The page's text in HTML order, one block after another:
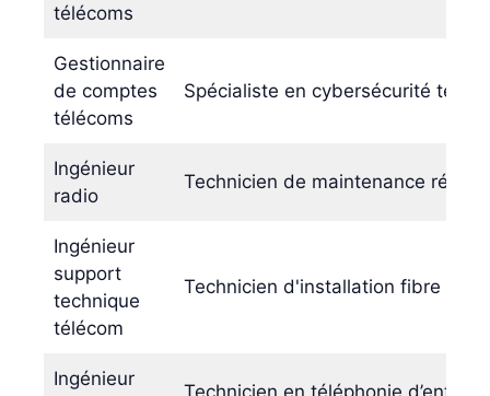
télécoms
Gestionnaire
de comptes
télécoms
Spécialiste en cybersécurité
Ingénieur
radio
Technicien de maintenance réseau
Ingénieur
support
technique
télécom
Technicien d'installation fibre
Ingénieur
Technicien en téléphonie